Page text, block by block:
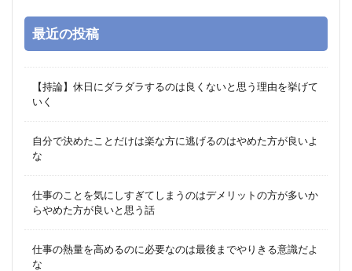
最近の投稿
【持論】休日にダラダラするのは良くないと思う理由を挙げて
いく
自分で決めたことだけは楽な方に逃げるのはやめた方が良いよ
な
仕事のことを気にしすぎてしまうのはデメリットの方が多いか
らやめた方が良いと思う話
仕事の熱量を高めるのに必要なのは最後までやりきる意識だよ
な